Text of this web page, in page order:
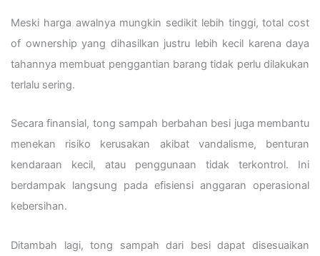
Meski harga awalnya mungkin sedikit lebih tinggi, total cost
of ownership yang dihasilkan justru lebih kecil karena daya
tahannya membuat penggantian barang tidak perlu dilakukan
terlalu sering.
Secara finansial, tong sampah berbahan besi juga membantu
menekan risiko kerusakan akibat vandalisme, benturan
kendaraan kecil, atau penggunaan tidak terkontrol. Ini
berdampak langsung pada efisiensi anggaran operasional
kebersihan.
Ditambah lagi, tong sampah dari besi dapat disesuaikan